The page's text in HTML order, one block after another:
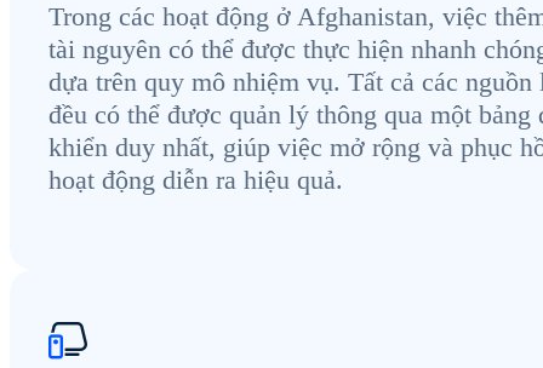
Trong các hoạt động ở Afghanistan, việc
tài nguyên có thể được thực hiện nhanh
dựa trên quy mô nhiệm vụ. Tất cả các nguồn
đều có thể được quản lý thông qua một bảng
khiển duy nhất, giúp việc mở rộng và phục
hoạt động diễn ra hiệu quả.